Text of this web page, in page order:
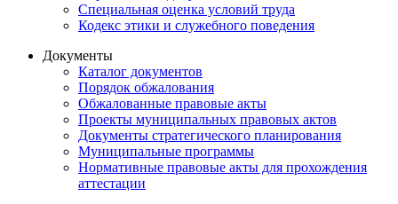
Специальная оценка условий труда
Кодекс этики и служебного поведения
Документы
Каталог документов
Порядок обжалования
Обжалованные правовые акты
Проекты муниципальных правовых актов
Документы стратегического планирования
Муниципальные программы
Нормативные правовые акты для прохождения
аттестации